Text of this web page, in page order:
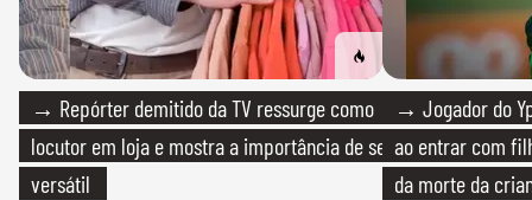
→ Repórter demitido da TV ressurge como
locutor em loja e mostra a importância de ser
versátil
→ Jogador do
ao entrar com
da morte da